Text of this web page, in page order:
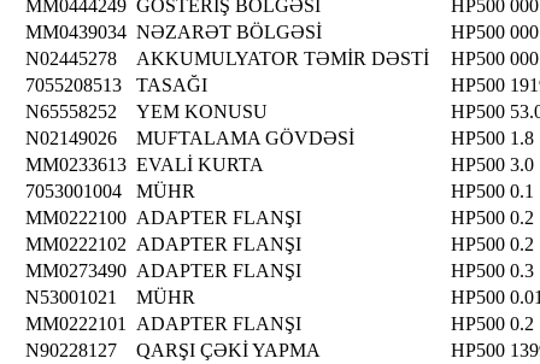
MM0444249 GÖSTERİŞ BÖLGƏSİ HP500 000
MM0439034 NƏZARƏT BÖLGƏSİ HP500 000
N02445278
AKKUMULYATOR TƏMİR DƏSTİ HP500 000
7055208513
TASAĞI HP500
N65558252
YEM KONUSU HP500
N02149026
MUFTALAMA GÖVDƏSİ HP500 1.8
MM0233613 EVALİ KURTA HP500 3.0
7053001004
MÜHR HP500 0.1
MM0222100 ADAPTER FLANŞI HP500 0.2
MM0222102 ADAPTER FLANŞI HP500 0.2
MM0273490 ADAPTER FLANŞI HP500 0.3
N53001021
MÜHR HP500
MM0222101
ADAPTER FLANŞI HP500 0.2
N90228127
QARŞI ÇƏKİ YAPMA HP500